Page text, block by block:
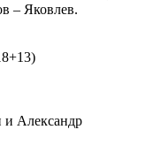
– Яковлев.
Александр